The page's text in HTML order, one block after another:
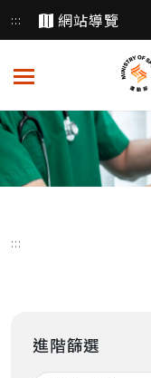
:::
跳
到
主
要
內
容
網站導覽
:::
進階篩選